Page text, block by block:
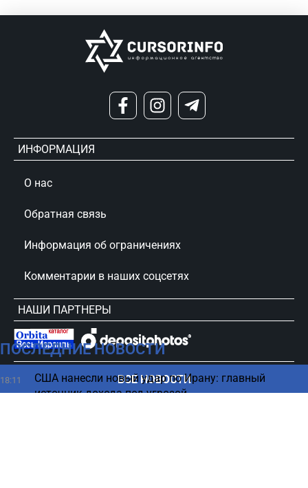
ПОСЛЕДНИЕ НОВОСТИ
18:11
США нанесли новый удар по Ирану: главный
источник дохода под угрозой
ВСЕ НОВОСТИ
ИНФОРМАЦИЯ
О нас
Обратная связь
Информация об ограничениях
Комментарии в наших соцсетях
НАШИ ПАРТНЕРЫ
сursorinfo.co.il © Все права защищены